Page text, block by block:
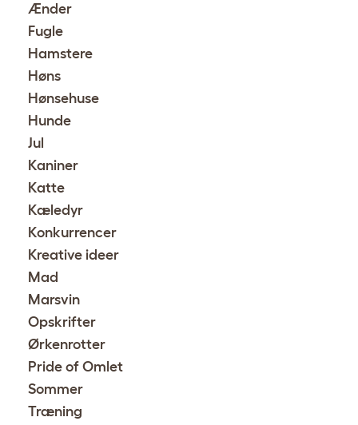
Ænder
Fugle
Hamstere
Høns
Hønsehuse
Hunde
Jul
Kaniner
Katte
Kæledyr
Konkurrencer
Kreative ideer
Mad
Marsvin
Opskrifter
Ørkenrotter
Pride of Omlet
Sommer
Træning